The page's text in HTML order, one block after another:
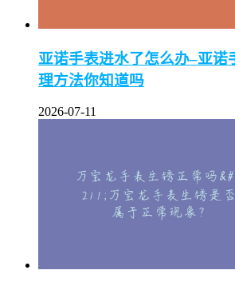
亚诺手表进水了怎么办–亚诺
理方法你知道吗
2026-07-11